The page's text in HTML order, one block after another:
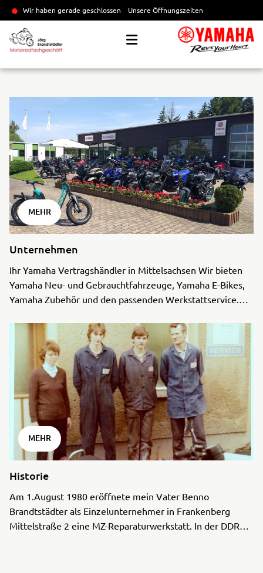
Wir haben gerade geschlossen Unsere Öffnungszeiten
MEHR
Unternehmen
Ihr Yamaha Vertragshändler in Mittelsachsen Wir bieten
Yamaha Neu- und Gebrauchtfahrzeuge, Yamaha E-Bikes,
Yamaha Zubehör und den passenden Werkstattservice.
Wi ...
MEHR
Historie
Am 1.August 1980 eröffnete mein Vater Benno
Brandtstädter als Einzelunternehmer in Frankenberg
Mittelstraße 2 eine MZ-Reparaturwerkstatt. In der DDR